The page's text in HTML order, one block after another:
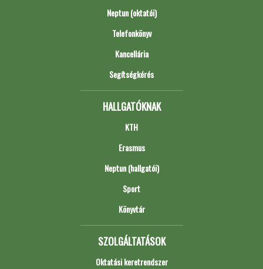
Neptun (oktatói)
Telefonkönyv
Kancellária
Segítségkérés
HALLGATÓKNAK
KTH
Erasmus
Neptun (hallgatói)
Sport
Könyvtár
SZOLGÁLTATÁSOK
Oktatási keretrendszer